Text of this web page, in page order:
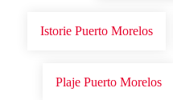
Istorie Puerto Morelos
Plaje Puerto Morelos